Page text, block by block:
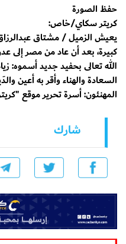
حفظ الصورة
كريتر سكاي/خاص:
يعيش الزميل / مشتاق
كبيرة، بعد أن عاد من مصر إلى
الله تعالى بحفيد جديد أسموه:
السعادة والهناء وأقر به أعين
المهنئون: أسرة تحرير موقع
شارك